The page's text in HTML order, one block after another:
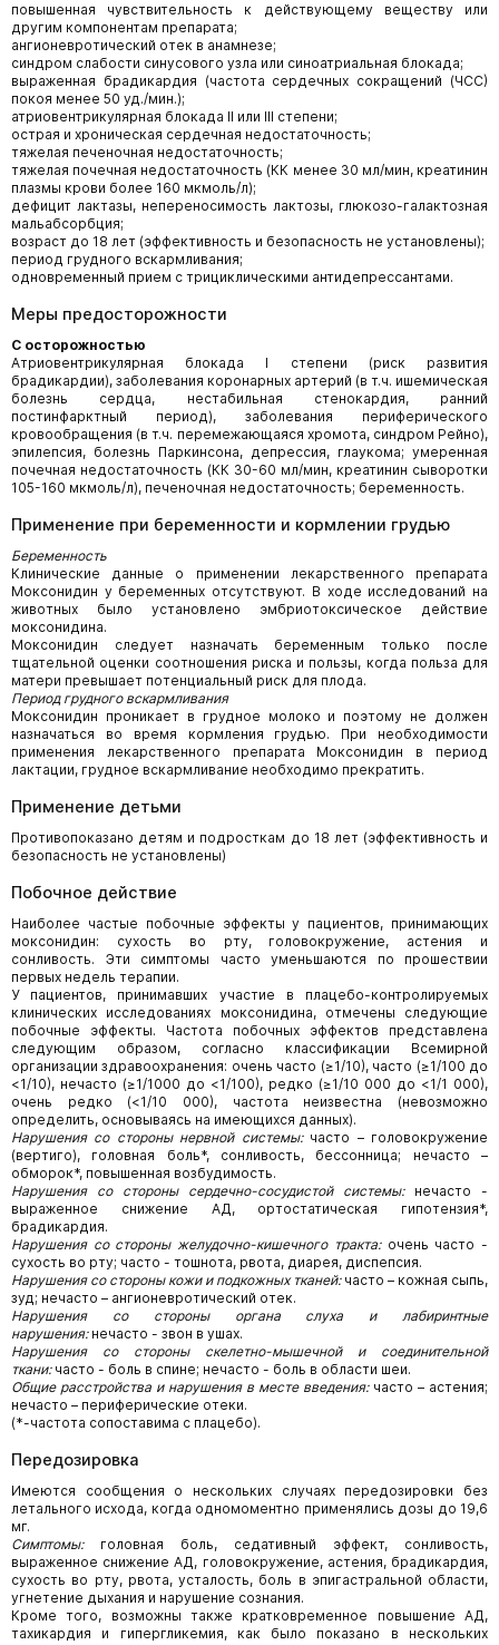
повышенная чувствительность к действующему веществу или
другим компонентам препарата;
ангионевротический отек в анамнезе;
синдром слабости синусового узла или синоатриальная блокада;
выраженная брадикардия (частота сердечных сокращений (ЧСС)
покоя менее 50 уд./мин.);
атриовентрикулярная блокада II или III степени;
острая и хроническая сердечная недостаточность;
тяжелая печеночная недостаточность;
тяжелая почечная недостаточность (КК менее 30 мл/мин, креатинин
плазмы крови более 160 мкмоль/л);
дефицит лактазы, непереносимость лактозы, глюкозо-галактозная
мальабсорбция;
возраст до 18 лет (эффективность и безопасность не установлены);
период грудного вскармливания;
одновременный прием с трициклическими антидепрессантами.
Меры предосторожности
С осторожностью
Атриовентрикулярная блокада I степени (риск развития
брадикардии), заболевания коронарных артерий (в т.ч. ишемическая
болезнь сердца, нестабильная стенокардия, ранний
постинфарктный период), заболевания периферического
кровообращения (в т.ч. перемежающаяся хромота, синдром Рейно),
эпилепсия, болезнь Паркинсона, депрессия, глаукома; умеренная
почечная недостаточность (КК 30-60 мл/мин, креатинин сыворотки
105-160 мкмоль/л), печеночная недостаточность; беременность.
Применение при беременности и кормлении грудью
Беременность
Клинические данные о применении лекарственного препарата
Моксонидин у беременных отсутствуют. В ходе исследований на
животных было установлено эмбриотоксическое действие
моксонидина.
Моксонидин следует назначать беременным только после
тщательной оценки соотношения риска и пользы, когда польза для
матери превышает потенциальный риск для плода.
Период грудного вскармливания
Моксонидин проникает в грудное молоко и поэтому не должен
назначаться во время кормления грудью. При необходимости
применения лекарственного препарата Моксонидин в период
лактации, грудное вскармливание необходимо прекратить.
Применение детьми
Противопоказано детям и подросткам до 18 лет (эффективность и
безопасность не установлены)
Побочное действие
Наиболее частые побочные эффекты у пациентов, принимающих
моксонидин: сухость во рту, головокружение, астения и
сонливость. Эти симптомы часто уменьшаются по прошествии
первых недель терапии.
У пациентов, принимавших участие в плацебо-контролируемых
клинических исследованиях моксонидина, отмечены следующие
побочные эффекты. Частота побочных эффектов представлена
следующим образом, согласно классификации Всемирной
организации здравоохранения: очень часто (≥1/10), часто (≥1/100 до
<1/10), нечасто (≥1/1000 до <1/100), редко (≥1/10 000 до <1/1 000),
очень редко (<1/10 000), частота неизвестна (невозможно
определить, основываясь на имеющихся данных).
Нарушения со стороны нервной системы:часто – головокружение
(вертиго), головная боль*, сонливость, бессонница; нечасто –
обморок*, повышенная возбудимость.
Нарушения со стороны сердечно-сосудистой системы:нечасто -
выраженное снижение АД, ортостатическая гипотензия*,
брадикардия.
Нарушения со стороны желудочно-кишечного тракта:очень часто -
сухость во рту; часто - тошнота, рвота, диарея, диспепсия.
Нарушения со стороны кожи и подкожных тканей:часто – кожная сыпь,
зуд; нечасто – ангионевротический отек.
Нарушения со стороны органа слуха и лабиринтные
нарушения:нечасто - звон в ушах.
Нарушения со стороны скелетно-мышечной и соединительной
ткани:часто - боль в спине; нечасто - боль в области шеи.
Общие расстройства и нарушения в месте введения:часто – астения;
нечасто – периферические отеки.
(*-частота сопоставима с плацебо).
Передозировка
Имеются сообщения о нескольких случаях передозировки без
летального исхода, когда одномоментно применялись дозы до 19,6
мг.
Симптомы:головная боль, седативный эффект, сонливость,
выраженное снижение АД, головокружение, астения, брадикардия,
сухость во рту, рвота, усталость, боль в эпигастральной области,
угнетение дыхания и нарушение сознания.
Кроме того, возможны также кратковременное повышение АД,
тахикардия и гипергликемия, как было показано в нескольких